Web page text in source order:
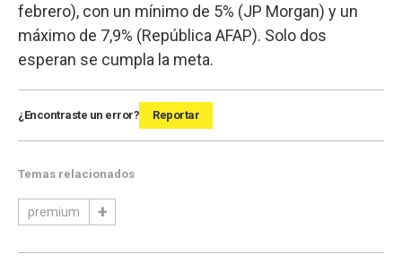
febrero), con un mínimo de 5% (JP Morgan) y un
máximo de 7,9% (República AFAP). Solo dos
esperan se cumpla la meta.
¿Encontraste un error? Reportar
Temas relacionados
premium